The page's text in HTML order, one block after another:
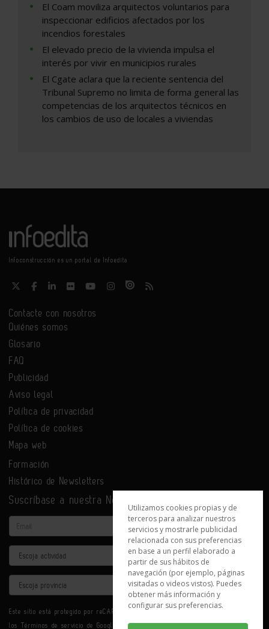
El Coam moviliza arquitectos voluntarios para
inspeccionar edificios afectados por los
incendios forestales
El elevado precio de la vivienda impulsa el
interés por vivir en municipios rurales
El Cgate aclara que la reciente sentencia del
Tribunal Supremo no limita de forma general las
competencias de los arquitectos técnicos en
los cambios de uso de locales a viviendas
Infoconstrucción es un portal de Infoedita
Contacte con nosotros
Quiénes somos
Glosario
FAQ
Publicidad
Aviso legal
Política de privacidad
Política de cookies
Mapa web
Formación
Histórico de Newsletters
Suscríbase a nuestra Newsletter
Email
Actividad
Provincia
Este sitio está protegido por reCAPTCHA y se aplican la
los Términos de servicio de Google.
Utilizamos cookies propias y de
terceros para analizar nuestros
servicios y mostrarle publicidad
relacionada con sus preferencias
en base a un perfil elaborado a
partir de sus hábitos de
navegación (por ejemplo, páginas
visitadas o videos vistos). Puedes
obtener más información y
configurar sus preferencias.